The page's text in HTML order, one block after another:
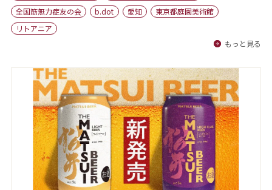
会社概要
全国筋無力症友の会
b.dot 愛知
東京都庭園美術館
リトアニア
もっと見る